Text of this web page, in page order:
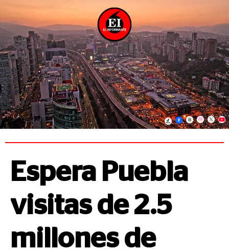
Espera Puebla
visitas de 2.5
millones de